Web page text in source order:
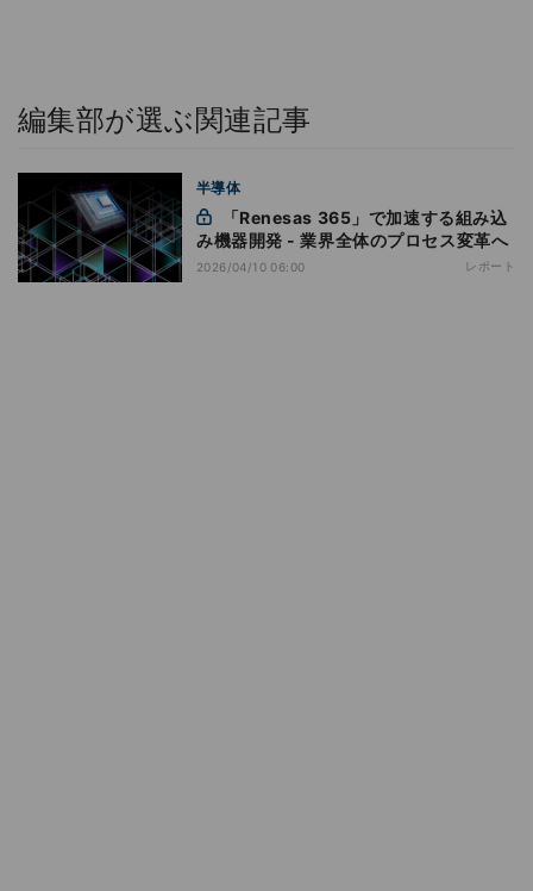
編集部が選ぶ関連記事
半導体
み機器開発 - 業界全体のプロセス変革へ
2026/04/10 06:00 レポート